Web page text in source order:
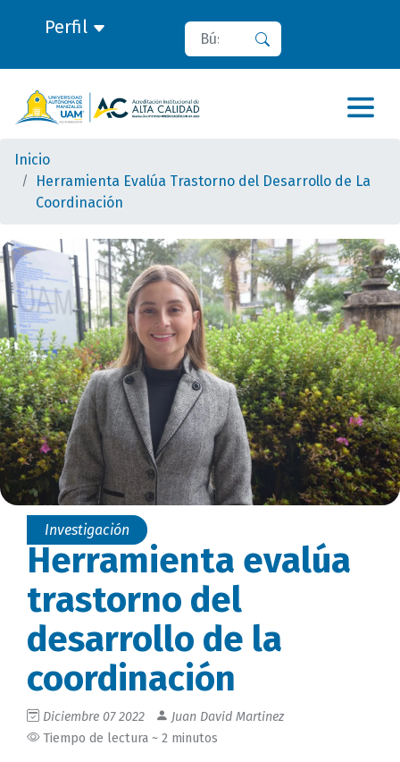
Perfil Buscar
Inicio
Herramienta Evalúa Trastorno del Desarrollo de La
Coordinación
Investigación
Herramienta evalúa
trastorno del
desarrollo de la
coordinación
Diciembre 07 2022
Juan David Martinez
Tiempo de lectura ~ 2 minutos